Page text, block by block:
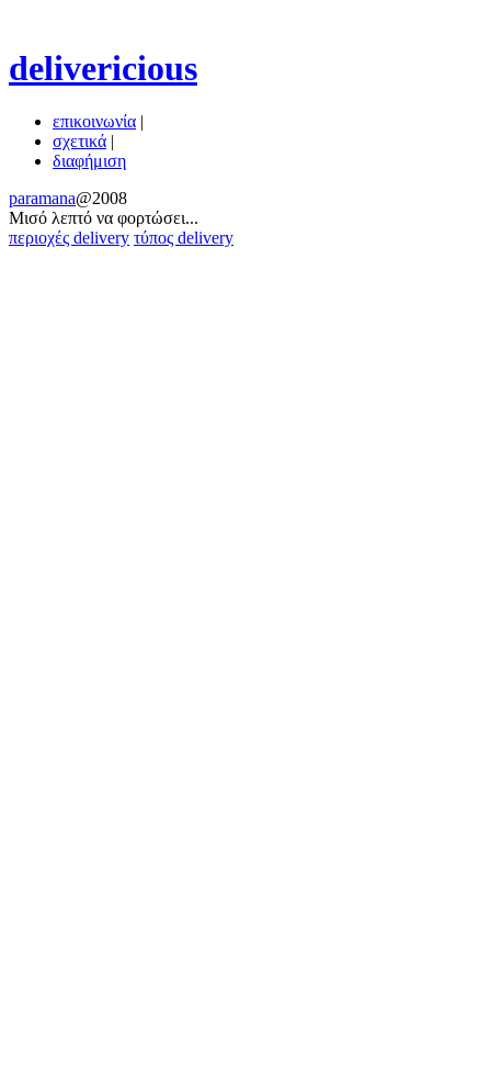
delivericious
επικοινωνία |
σχετικά |
διαφήμιση
paramana@2008
Μισό λεπτό να φoρτώσει...
περιοχές delivery τύπος delivery